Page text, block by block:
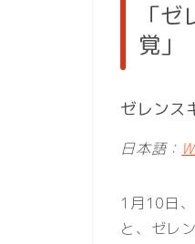
「
覚」
ゼレンス
日本語：
1月10日
と、ゼレ